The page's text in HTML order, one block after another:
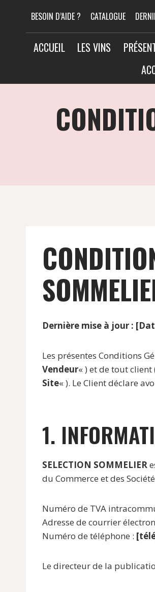
contenu
BESOIN D’AIDE ? CATALOGUE
ACCUEIL LES VINS
Dernière mise à jour :
Les présentes Conditions
Vendeur« ) et de tout client
Site« ). Le Client déclare
1.
SELECTION SOMMELIER
du Commerce et des
Numéro de TVA
Adresse de courrier
Numéro de téléphone :
Le directeur de la